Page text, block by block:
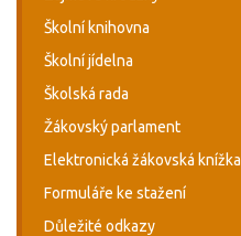
Školní knihovna
Školní jídelna
Školská rada
Žákovský parlament
Elektronická žákovská knížka
Formuláře ke stažení
Důležité odkazy